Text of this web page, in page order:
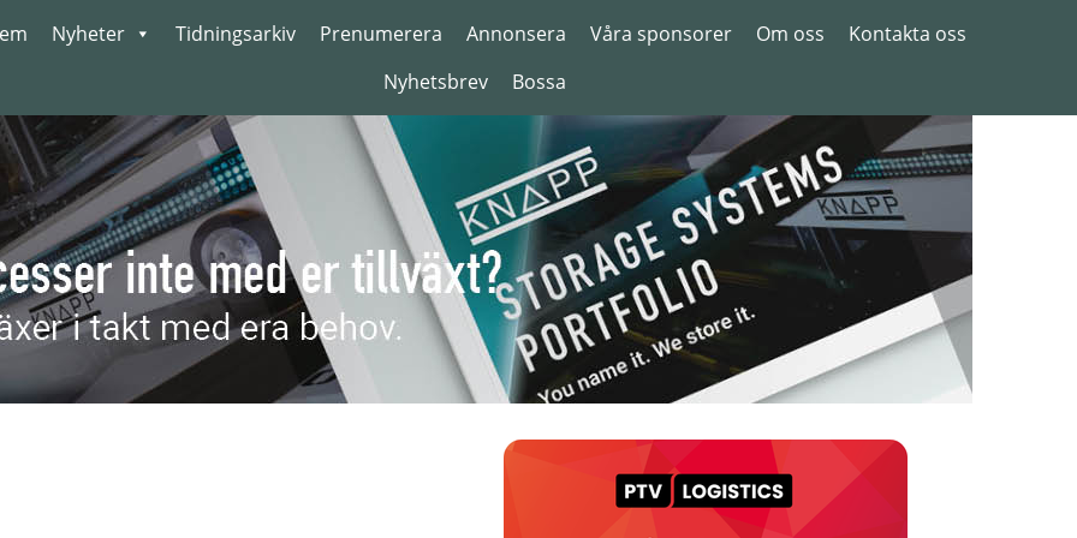
Nyheter Tidningsarkiv Prenumerera Annonsera Våra sponsorer Om oss
Kontakta oss
Nyhetsbrev
Bossa